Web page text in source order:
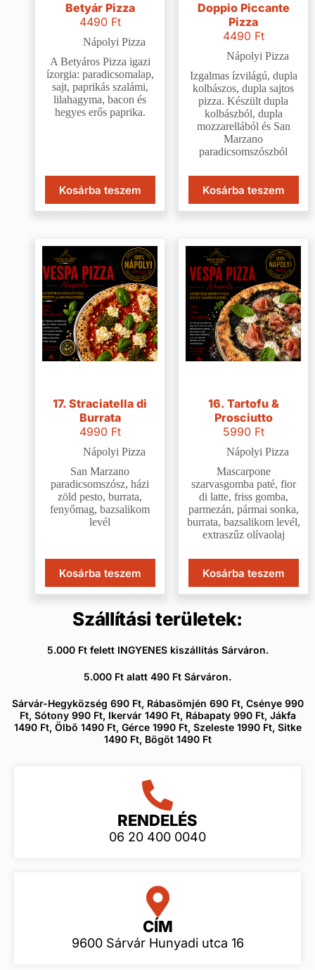
Betyár Pizza
4490 Ft
Nápolyi Pizza
A Betyáros Pizza igazi
ízorgia: paradicsomalap,
sajt, paprikás szalámi,
lilahagyma, bacon és
hegyes erős paprika.
Kosárba teszem
Doppio Piccante
Pizza
4490 Ft
Nápolyi Pizza
Izgalmas ízvilágú, dupla
kolbászos, dupla sajtos
pizza. Készült dupla
kolbászból, dupla
mozzarellából és San
Marzano
paradicsomszószból
Kosárba teszem
17. Straciatella di
Burrata
4990 Ft
Nápolyi Pizza
San Marzano
paradicsomszósz, házi
zöld pesto, burrata,
fenyőmag, bazsalikom
levél
Kosárba teszem
16. Tartofu &
Prosciutto
5990 Ft
Nápolyi Pizza
Mascarpone
szarvasgomba paté, fior
di latte, friss gomba,
parmezán, pármai sonka,
burrata, bazsalikom levél,
extraszűz olívaolaj
Kosárba teszem
Szállítási területek:
5.000 Ft felett INGYENES kiszállítás Sárváron.
5.000 Ft alatt 490 Ft Sárváron.
Sárvár-Hegyközség 690 Ft, Rábasömjén 690 Ft, Csénye 990
Ft, Sótony 990 Ft, Ikervár 1490 Ft, Rábapaty 990 Ft, Jákfa
1490 Ft, Ölbő 1490 Ft, Gérce 1990 Ft, Szeleste 1990 Ft, Sitke
1490 Ft, Bögöt 1490 Ft
RENDELÉS
06 20 400 0040
CÍM
9600 Sárvár Hunyadi utca 16